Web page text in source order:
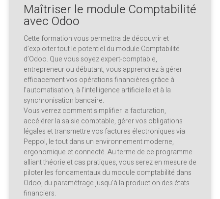
Maîtriser le module Comptabilité
avec Odoo
Cette formation vous permettra de découvrir et
d’exploiter tout le potentiel du module Comptabilité
d’Odoo. Que vous soyez expert-comptable,
entrepreneur ou débutant, vous apprendrez à gérer
efficacement vos opérations financières grâce à
l’automatisation, à l’intelligence artificielle et à la
synchronisation bancaire.
Vous verrez comment simplifier la facturation,
accélérer la saisie comptable, gérer vos obligations
légales et transmettre vos factures électroniques via
Peppol, le tout dans un environnement moderne,
ergonomique et connecté. Au terme de ce programme
alliant théorie et cas pratiques, vous serez en mesure de
piloter les fondamentaux du module comptabilité dans
Odoo, du paramétrage jusqu’à la production des états
financiers.